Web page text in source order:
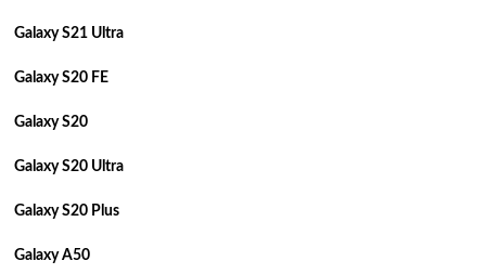
Galaxy S21 Ultra
Galaxy S20 FE
Galaxy S20
Galaxy S20 Ultra
Galaxy S20 Plus
Galaxy A50